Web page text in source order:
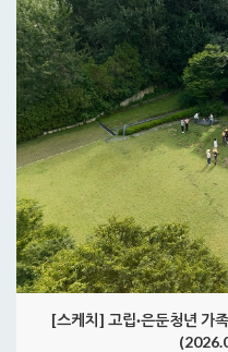
[스케치] 고립·은둔청년 가